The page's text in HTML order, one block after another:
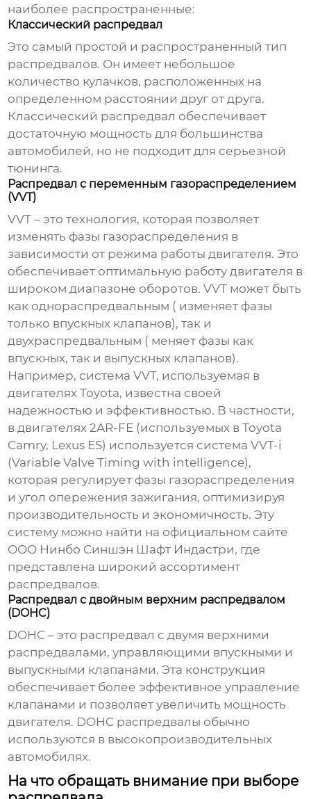
наиболее распространенные:
Классический распредвал
Это самый простой и распространенный тип
распредвалов. Он имеет небольшое
количество кулачков, расположенных на
определенном расстоянии друг от друга.
Классический распредвал обеспечивает
достаточную мощность для большинства
автомобилей, но не подходит для серьезной
тюнинга.
Распредвал с переменным газораспределением
(VVT)
VVT – это технология, которая позволяет
изменять фазы газораспределения в
зависимости от режима работы двигателя. Это
обеспечивает оптимальную работу двигателя в
широком диапазоне оборотов. VVT может быть
как однораспредвальным ( изменяет фазы
только впускных клапанов), так и
двухраспредвальным ( меняет фазы как
впускных, так и выпускных клапанов).
Например, система VVT, используемая в
двигателях Toyota, известна своей
надежностью и эффективностью. В частности,
в двигателях 2AR-FE (используемых в Toyota
Camry, Lexus ES) используется система VVT-i
(Variable Valve Timing with intelligence),
которая регулирует фазы газораспределения
и угол опережения зажигания, оптимизируя
производительность и экономичность. Эту
систему можно найти на официальном сайте
ООО Нинбо Синшэн Шафт Индастри, где
представлена широкий ассортимент
распредвалов.
Распредвал с двойным верхним распредвалом
(DOHC)
DOHC – это распредвал с двумя верхними
распредвалами, управляющими впускными и
выпускными клапанами. Эта конструкция
обеспечивает более эффективное управление
клапанами и позволяет увеличить мощность
двигателя. DOHC распредвалы обычно
используются в высокопроизводительных
автомобилях.
На что обращать внимание при выборе